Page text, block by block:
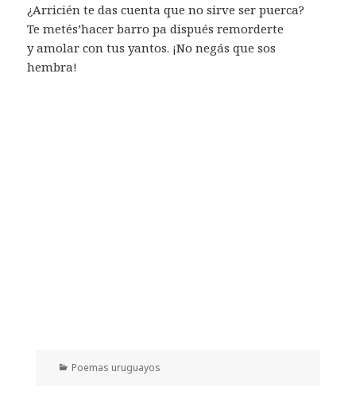
¿Arricién te das cuenta que no sirve ser puerca?
Te metés’hacer barro pa dispués remorderte
y amolar con tus yantos. ¡No negás que sos
hembra!
Categorías
Poemas uruguayos